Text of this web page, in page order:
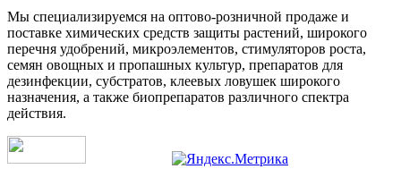
Мы специализируемся на оптово-розничной продаже и
поставке химических средств защиты растений, широкого
перечня удобрений, микроэлементов, стимуляторов роста,
семян овощных и пропашных культур, препаратов для
дезинфекции, субстратов, клеевых ловушек широкого
назначения, а также биопрепаратов различного спектра
действия.